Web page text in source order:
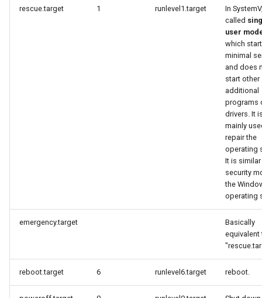
rescue.target 1 runlevel1.target
In
called
user
which
minimal
and does
start other
additional
programs
drivers. It
mainly
repair the
operating
It is
security
the
operating
emergency.target
Basically
equivalent
reboot.target 6 runlevel6.target reboot.